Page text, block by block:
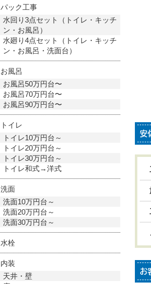
安
お
パック工事
水回り3点セット（トイレ・キッチ
ン・お風呂）
水廻り4点セット（トイレ・キッチ
ン・お風呂・洗面台）
お風呂
お風呂50万円台〜
お風呂70万円台〜
お風呂90万円台〜
トイレ
トイレ10万円台～
トイレ20万円台～
トイレ30万円台～
トイレ和式→洋式
洗面
洗面10万円台～
洗面20万円台～
洗面30万円台～
水栓
内装
天井・壁